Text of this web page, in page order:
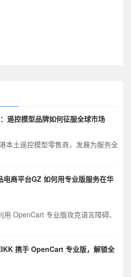
遥控模型品牌如何征服全球市场
本土遥控模型零售商，发展为服务全
商平台GZ 如何用专业版服务在华
OpenCart 专业版攻克语言障碍、
携手 OpenCart 专业版，解锁全